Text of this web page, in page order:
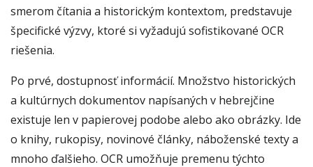
smerom čítania a historickým kontextom, predstavuje
špecifické výzvy, ktoré si vyžadujú sofistikované OCR
riešenia.
Po prvé, dostupnosť informácií. Množstvo historických
a kultúrnych dokumentov napísaných v hebrejčine
existuje len v papierovej podobe alebo ako obrázky. Ide
o knihy, rukopisy, novinové články, náboženské texty a
mnoho ďalšieho. OCR umožňuje premenu týchto